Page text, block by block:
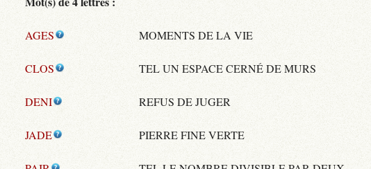
AGES MOMENTS DE LA VIE
CLOS TEL UN ESPACE CERNÉ DE MURS
DENI REFUS DE JUGER
JADE PIERRE FINE VERTE